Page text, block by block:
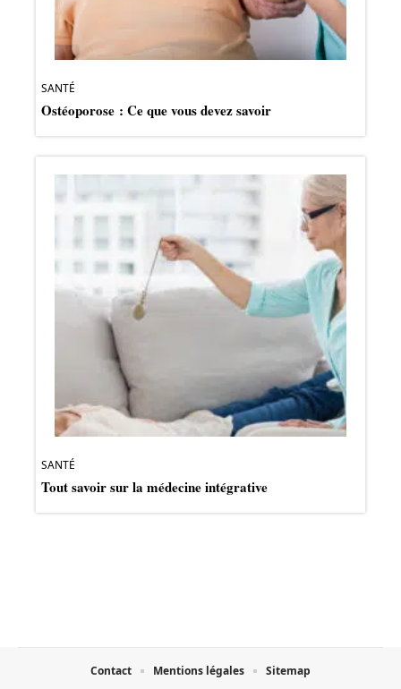
SANTÉ
Ostéoporose : Ce que vous devez savoir
SANTÉ
Tout savoir sur la médecine intégrative
Contact Mentions légales Sitemap